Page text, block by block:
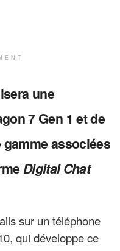
une
7 Gen 1 et de
associées
Digital Chat
sur un téléphone
qui développe ce